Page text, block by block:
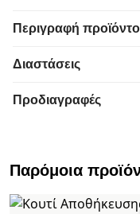
Περιγραφή
Διαστάσεις
Προδιαγραφές
Παρόμοια